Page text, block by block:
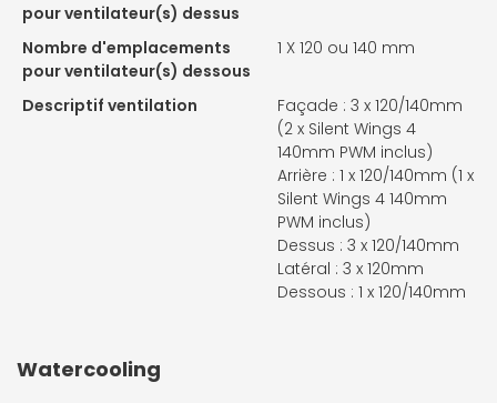
pour ventilateur(s) dessus
Nombre d'emplacements
pour ventilateur(s) dessous
1 X 120 ou 140 mm
Descriptif ventilation
Façade : 3 x 120/140mm
(2 x Silent Wings 4
140mm PWM inclus)
Arrière : 1 x 120/140mm (1 x
Silent Wings 4 140mm
PWM inclus)
Dessus : 3 x 120/140mm
Latéral : 3 x 120mm
Dessous : 1 x 120/140mm
Watercooling